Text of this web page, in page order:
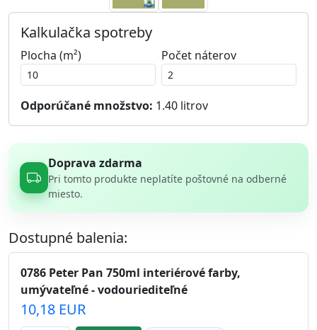
Kalkulačka spotreby
Plocha (m²) Počet náterov
Odporúčané množstvo: 1.40 litrov
Doprava zdarma
Pri tomto produkte neplatíte poštovné na odberné
miesto.
Dostupné balenia:
0786 Peter Pan 750ml interiérové farby,
umývateľné - vodouriediteľné
10,18 EUR